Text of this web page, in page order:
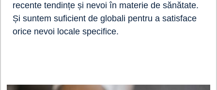
recente tendințe și nevoi în materie de sănătate.
Și suntem suficient de globali pentru a satisface
orice nevoi locale specifice.